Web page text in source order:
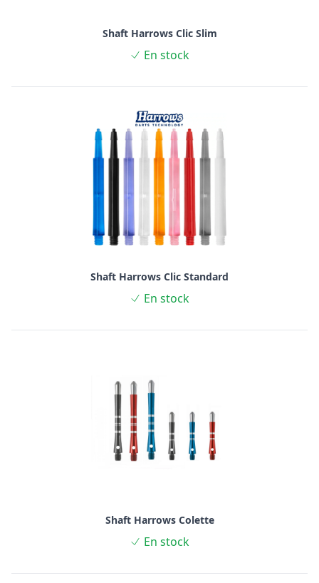
Shaft Harrows Clic Slim
En stock
Shaft Harrows Clic Standard
En stock
Shaft Harrows Colette
En stock